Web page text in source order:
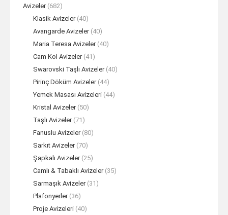
Avizeler (682)
Klasik Avizeler (40)
Avangarde Avizeler (40)
Maria Teresa Avizeler (40)
Cam Kol Avizeler (41)
Swarovski Taşlı Avizeler (40)
Pirinç Döküm Avizeler (44)
Yemek Masası Avizeleri (44)
Kristal Avizeler (50)
Taşlı Avizeler (71)
Fanuslu Avizeler (80)
Sarkıt Avizeler (70)
Şapkalı Avizeler (25)
Camlı & Tabaklı Avizeler (35)
Sarmaşık Avizeler (31)
Plafonyerler (36)
Proje Avizeleri (40)